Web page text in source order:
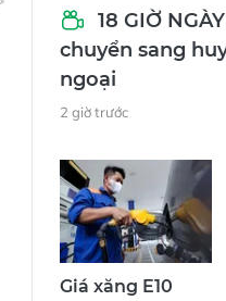
18 GIỜ
chuyển sang
ngoại
2 giờ trước